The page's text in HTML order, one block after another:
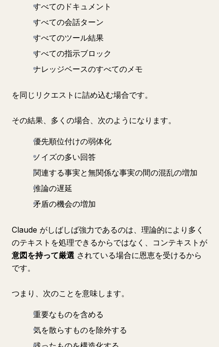
すべてのドキュメント
すべての会話ターン
すべてのツール結果
すべての指示ブロック
ナレッジベースのすべてのメモ
を同じリクエストに詰め込む場合です。
その結果、多くの場合、次のようになります。
優先順位付けの弱体化
ノイズの多い回答
関連する事実と無関係な事実の間の混乱の増加
推論の遅延
矛盾の機会の増加
Claude がしばしば強力であるのは、理論的により多く
のテキストを処理できるからではなく、コンテキストが
意図を持って厳選 されている場合に恩恵を受けるから
です。
つまり、次のことを意味します。
重要なものを含める
気を散らすものを除外する